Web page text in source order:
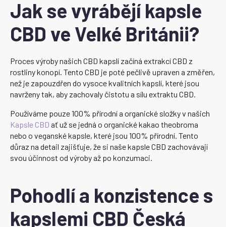
Jak se vyrábějí kapsle
CBD ve Velké Británii?
Proces výroby našich CBD kapslí začíná extrakcí CBD z
rostliny konopí. Tento CBD je poté pečlivě upraven a změřen,
než je zapouzdřen do vysoce kvalitních kapslí, které jsou
navrženy tak, aby zachovaly čistotu a sílu extraktu CBD.
Používáme pouze 100% přírodní a organické složky v našich
Kapsle CBD ať už se jedná o organické kakao theobroma
nebo o veganské kapsle, které jsou 100% přírodní. Tento
důraz na detail zajišťuje, že si naše kapsle CBD zachovávají
svou účinnost od výroby až po konzumaci.
Pohodlí a konzistence s
kapslemi CBD Česká